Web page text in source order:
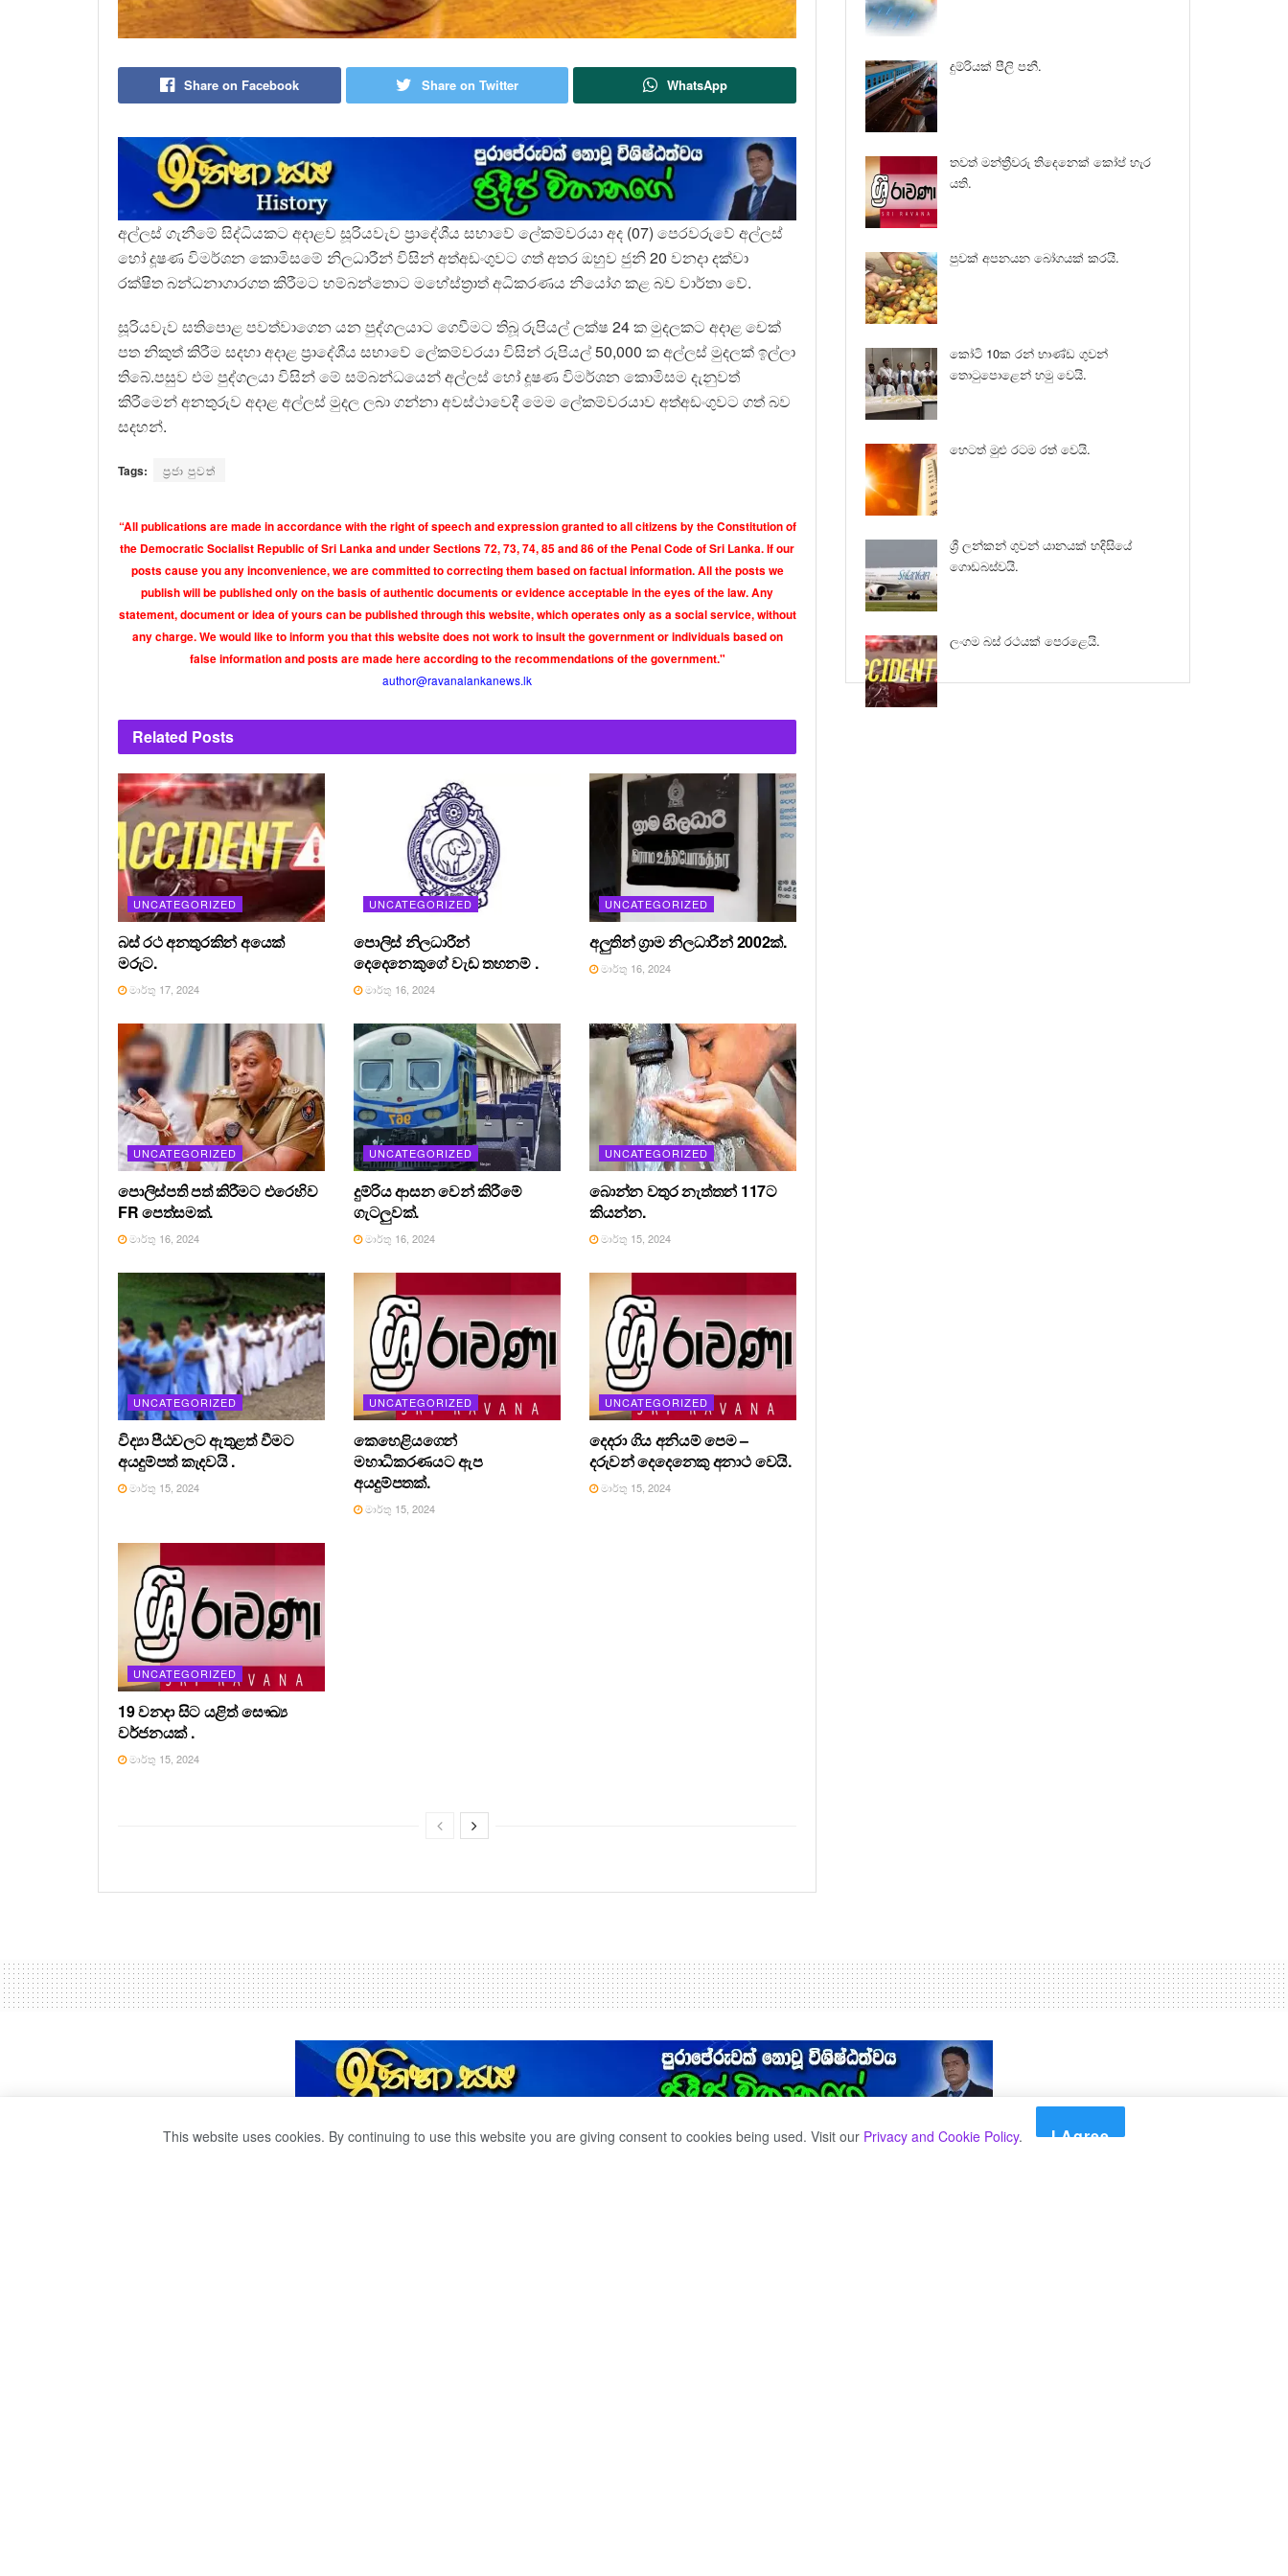
Share on Facebook Share on Twitter WhatsApp
අල්ලස් ගැනීමේ සිද්ධියකට අදාළව සූරියවැව ප්‍රාදේශීය සභාවේ ලේකම්වරයා අද (07) පෙරවරුවේ අල්ලස්
හෝ දූෂණ විමර්ශන කොමිසමේ නිලධාරීන් විසින් අත්අඩංගුවට ගත් අතර ඔහුව ජුනි 20 වනදා දක්වා
රක්ෂිත බන්ධනාගාරගත කිරීමට හම්බන්තොට මහේස්ත්‍රාත් අධිකරණය නියෝග කළ බව වාර්තා වේ.
සූරියවැව සතිපොළ පවත්වාගෙන යන පුද්ගලයාට ගෙවීමට තිබූ රුපියල් ලක්ෂ 24 ක මුදලකට අදාළ චෙක්
පත නිකුත් කිරීම සදහා අදාළ ප්‍රාදේශීය සභාවේ ලේකම්වරයා විසින් රුපියල් 50,000 ක අල්ලස් මුදලක් ඉල්ලා
තිබේ.පසුව එම පුද්ගලයා විසින් මේ සම්බන්ධයෙන් අල්ලස් හෝ දූෂණ විමර්ශන කොමිසම දැනුවත්
කිරීමෙන් අනතුරුව අදාළ අල්ලස් මුදල ලබා ගන්නා අවස්ථාවෙදී මෙම ලේකම්වරයාව අත්අඩංගුවට ගත් බව
සදහන්.
Tags: ප්‍රජා පුවත්
“All publications are made in accordance with the right of speech and expression granted to all citizens by the Constitution of
the Democratic Socialist Republic of Sri Lanka and under Sections 72, 73, 74, 85 and 86 of the Penal Code of Sri Lanka. If our
posts cause you any inconvenience, we are committed to correcting them based on factual information. All the posts we
publish will be published only on the basis of authentic documents or evidence acceptable in the eyes of the law. Any
statement, document or idea of yours can be published through this website, which operates only as a social service, without
any charge. We would like to inform you that this website does not work to insult the government or individuals based on
false information and posts are made here according to the recommendations of the government."
author@ravanalankanews.lk
Related Posts
UNCATEGORIZED
බස් රථ අනතුරකින් අයෙක්
මරුට.
මාර්තු 17, 2024
UNCATEGORIZED
පොලිස් නිලධාරීන්
දෙදෙනෙකුගේ වැඩ තහනම් .
මාර්තු 16, 2024
UNCATEGORIZED
අලුතින් ග්‍රාම නිලධාරීන් 2002ක්.
මාර්තු 16, 2024
UNCATEGORIZED
පොලිස්පති පත් කිරීමට එරෙහිව
FR පෙත්සමක්.
මාර්තු 16, 2024
UNCATEGORIZED
දුම්රිය ආසන වෙන් කිරීමේ
ගැටලුවක්.
මාර්තු 16, 2024
UNCATEGORIZED
බොන්න වතුර නැත්තන් 117ට
කියන්න.
මාර්තු 15, 2024
UNCATEGORIZED
විද්‍යා පීඨවලට ඇතුළත් වීමට
අයදුම්පත් කැදවයි .
මාර්තු 15, 2024
UNCATEGORIZED
කෙහෙළියගෙන්
මහාධිකරණයට ඇප
අයදුම්පතක්.
මාර්තු 15, 2024
UNCATEGORIZED
දෙදරා ගිය අනියම් පෙම –
දරුවන් දෙදෙනෙකු අනාථ වෙයි.
මාර්තු 15, 2024
UNCATEGORIZED
19 වනදා සිට යළිත් සෞඛ්‍ය
වර්ජනයක් .
මාර්තු 15, 2024
දුම්රියක් පීලි පනී.
තවත් මන්ත්‍රීවරු තිදෙනෙක් කෝප් හැර
යති.
පුවක් අපනයන බෝගයක් කරයි.
කෝටි 10ක රන් භාණ්ඩ ගුවන්
තොටුපොළෙන් හමු වෙයි.
හෙටත් මුළු රටම රත් වෙයි.
ශ්‍රී ලන්කන් ගුවන් යානයක් හදිසියේ
ගොඩබස්වයි.
ලංගම බස් රථයක් පෙරළෙයි.
This website uses cookies. By continuing to use this website you are giving consent to cookies being used. Visit our Privacy and Cookie Policy. I Agree